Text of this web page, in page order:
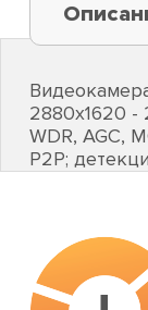
2880х1620 -
WDR, AGC,
P2P;